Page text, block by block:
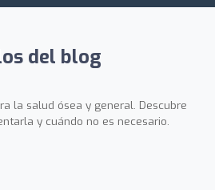
del blog
la salud ósea y general. Descubre
y cuándo no es necesario.